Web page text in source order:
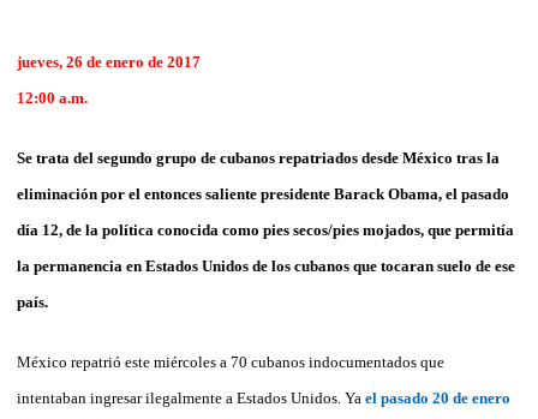
jueves, 26 de enero de 2017
12:00 a.m.
Se trata del segundo grupo de cubanos repatriados desde México tras la
eliminación por el entonces saliente presidente Barack Obama, el pasado
día 12, de la política conocida como pies secos/pies mojados, que permitía
la permanencia en Estados Unidos de los cubanos que tocaran suelo de ese
país.
México repatrió este miércoles a 70 cubanos indocumentados que
intentaban ingresar ilegalmente a Estados Unidos. Ya el pasado 20 de enero